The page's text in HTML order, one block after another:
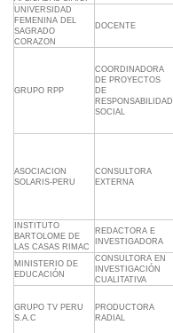
UNIVERSIDAD
FEMENINA DEL
SAGRADO
CORAZON
DOCENTE
GRUPO RPP
COORDINADORA
DE PROYECTOS
DE
RESPONSABILIDAD
SOCIAL
ASOCIACION
SOLARIS-PERU
CONSULTORA
EXTERNA
INSTITUTO
BARTOLOME DE
LAS CASAS RIMAC
REDACTORA E
INVESTIGADORA
MINISTERIO DE
EDUCACIÓN
CONSULTORA EN
INVESTIGACIÓN
CUALITATIVA
GRUPO TV PERU
S.A.C
PRODUCTORA
RADIAL